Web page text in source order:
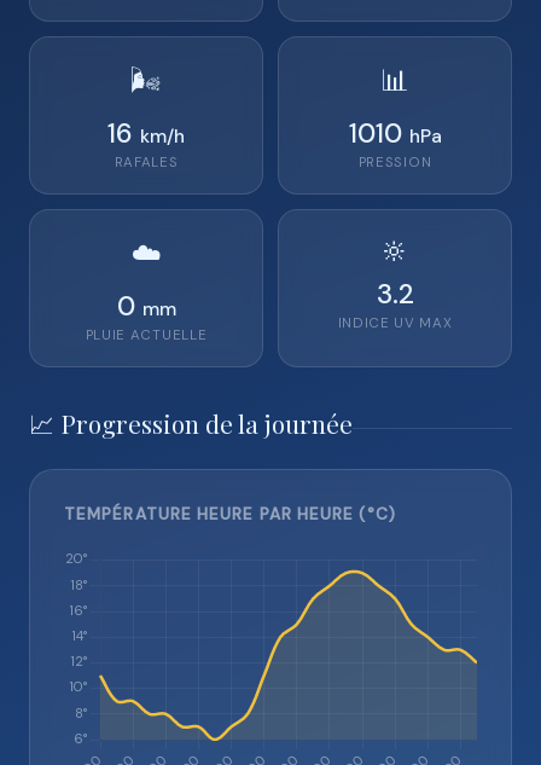
🌬️
16 km/h
RAFALES
📊
1010 hPa
PRESSION
☁️
0 mm
PLUIE ACTUELLE
🔆
3.2
INDICE UV MAX
📈 Progression de la journée
TEMPÉRATURE HEURE PAR HEURE (°C)